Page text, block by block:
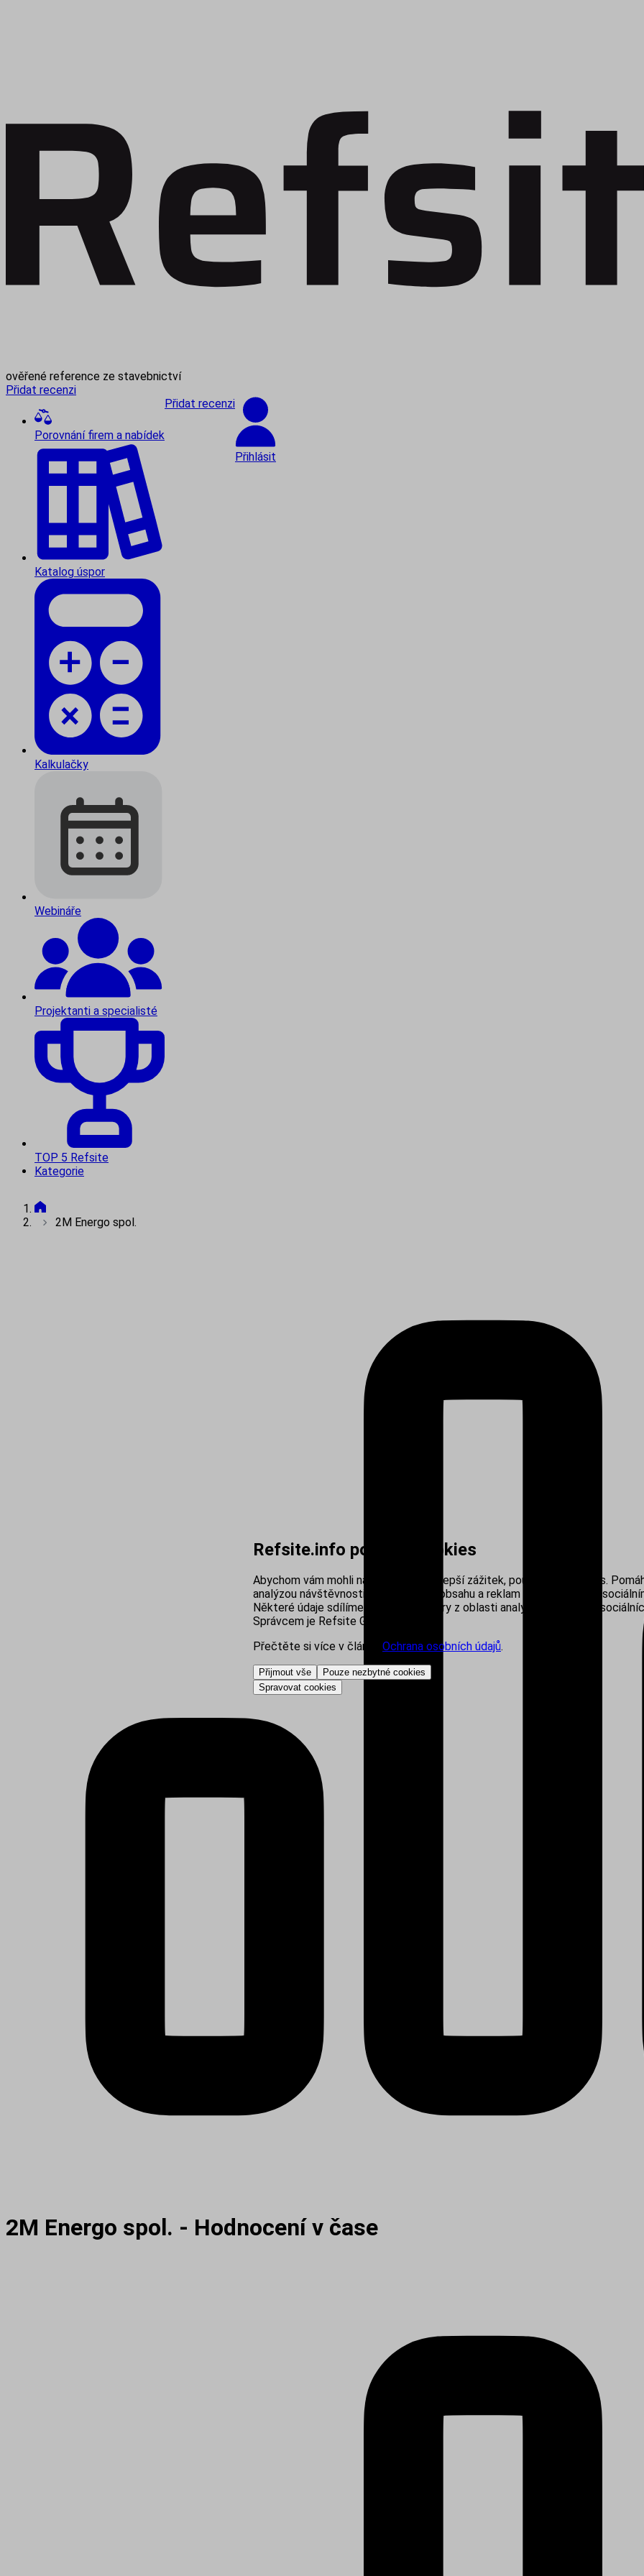
ověřené reference ze stavebnictví
Přidat recenzi
Porovnání firem a nabídek
Katalog úspor
Kalkulačky
Webináře
Projektanti a specialisté
TOP 5 Refsite
Kategorie
Přidat recenzi
Přihlásit
2M Energo spol.
2M Energo spol. - Hodnocení v čase
Refsite.info používá cookies
Abychom vám mohli nabídnout co nejlepší zážitek, používáme cookies.
analýzou návštěvnosti, personalizací obsahu a reklam i propojením se
Některé údaje sdílíme s našimi partnery z oblasti analytiky, reklamy a
Správcem je Refsite Group s.r.o.
Přečtěte si více v článku
Ochrana osobních údajů.
Přijmout vše
Pouze nezbytné cookies
Spravovat cookies